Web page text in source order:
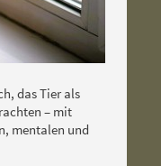
das Tier als
– mit
mentalen und